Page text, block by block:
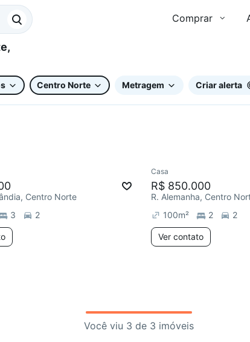
Comprar
Centro Norte Metragem Criar alerta
Centro Norte
3 2
Casa
R$ 850.000
R. Alemanha, Centro
100m² 2 2
Ver contato
Você viu 3 de 3 imóveis